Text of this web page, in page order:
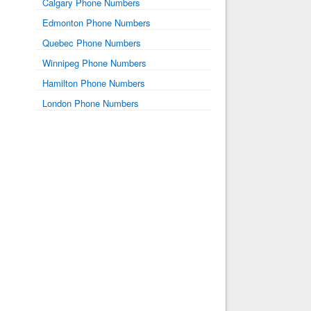
Edmonton Phone Numbers
Quebec Phone Numbers
Winnipeg Phone Numbers
Hamilton Phone Numbers
London Phone Numbers